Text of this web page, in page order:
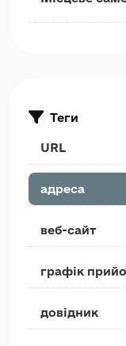
Теги
URL
адреса
веб-сайт
графік
довідник